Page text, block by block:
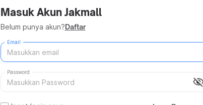
Masuk Akun Jakmall
Belum punya akun?Daftar
Email
Password